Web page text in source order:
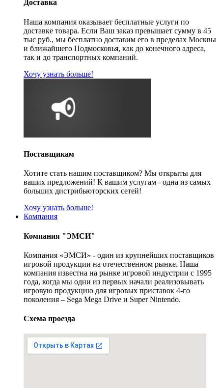
Доставка
Наша компания оказывает бесплатные услуги по
доставке товара. Если Ваш заказ превышает сумму в 45
тыс руб., мы бесплатно доставим его в пределах Москвы
и ближайшего Подмосковья, как до конечного адреса,
так и до транспортных компаний.
Хочу узнать больше!
Поставщикам
Хотите стать нашим поставщиком? Мы открыты для
ваших предложений! К вашим услугам - одна из самых
больших дистрибьюторских сетей!
Хочу узнать больше!
Компания
Компания "ЭМСИ"
Компания «ЭМСИ» - один из крупнейших поставщиков
игровой продукции на отечественном рынке. Наша
компания известна на рынке игровой индустрии с 1995
года, когда мы одни из первых начали реализовывать
игровую продукцию для игровых приставок 4-го
поколения – Sega Mega Drive и Super Nintendo.
Схема проезда